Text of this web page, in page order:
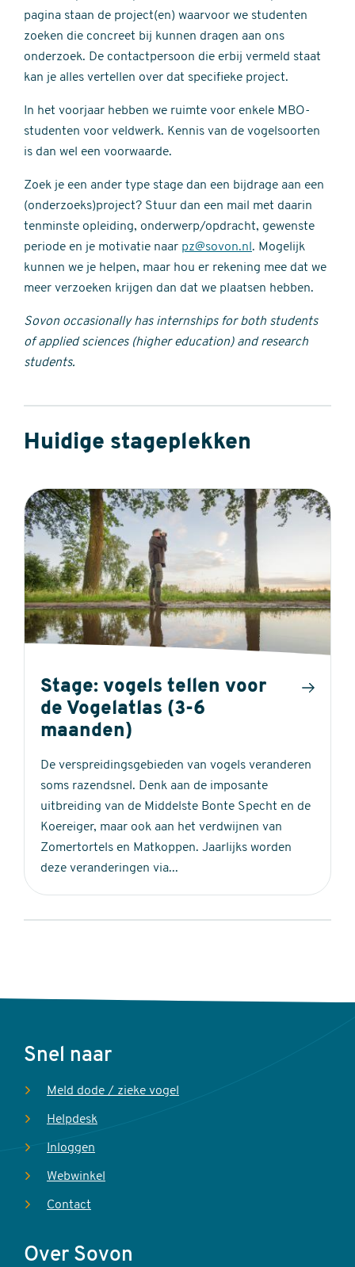
pagina staan de project(en) waarvoor we studenten
zoeken die concreet bij kunnen dragen aan ons
onderzoek. De contactpersoon die erbij vermeld staat
kan je alles vertellen over dat specifieke project.
In het voorjaar hebben we ruimte voor enkele MBO-
studenten voor veldwerk. Kennis van de vogelsoorten
is dan wel een voorwaarde.
Zoek je een ander type stage dan een bijdrage aan een
(onderzoeks)project? Stuur dan een mail met daarin
tenminste opleiding, onderwerp/opdracht, gewenste
periode en je motivatie naar pz@sovon.nl . Mogelijk
kunnen we je helpen, maar hou er rekening mee dat we
meer verzoeken krijgen dan dat we plaatsen hebben.
Sovon occasionally has internships for both students
of applied sciences (higher education) and research
students.
Huidige stageplekken
Stage: vogels tellen voor
de Vogelatlas (3-6
maanden)
De verspreidingsgebieden van vogels veranderen
soms razendsnel. Denk aan de imposante
uitbreiding van de Middelste Bonte Specht en de
Koereiger, maar ook aan het verdwijnen van
Zomertortels en Matkoppen. Jaarlijks worden
deze veranderingen via...
Voet
Snel naar
Meld dode / zieke vogel
Helpdesk
Inloggen
Webwinkel
Contact
Over Sovon